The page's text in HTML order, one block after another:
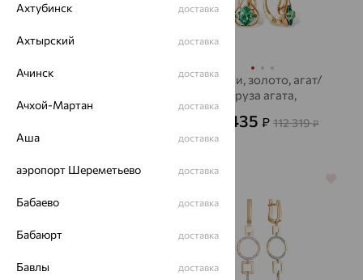
Серьги, серебро,
Серьги, золото, агат/
друза агата,
40 435 ₽ 112 319₽
64%
Ахтубинск доставка
Ахтырский доставка
Ачинск доставка
Ачхой-Мартан доставка
Аша доставка
аэропорт Шереметьево доставка
Бабаево доставка
Бабаюрт доставка
Бавлы доставка